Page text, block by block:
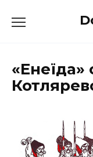
до
«Енеїда»